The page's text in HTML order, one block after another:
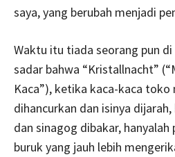
saya, yang berubah menjadi
Waktu itu tiada seorang pun
sadar bahwa “Kristallnacht”
Kaca”), ketika kaca-kaca toko
dihancurkan dan isinya
dan sinagog dibakar,
buruk yang jauh lebih